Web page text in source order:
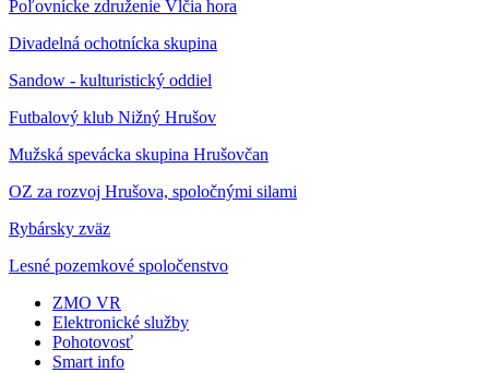
Poľovnícke združenie Vlčia hora
Divadelná ochotnícka skupina
Sandow - kulturistický oddiel
Futbalový klub Nižný Hrušov
Mužská spevácka skupina Hrušovčan
OZ za rozvoj Hrušova, spoločnými silami
Rybársky zväz
Lesné pozemkové spoločenstvo
ZMO VR
Elektronické služby
Pohotovosť
Smart info